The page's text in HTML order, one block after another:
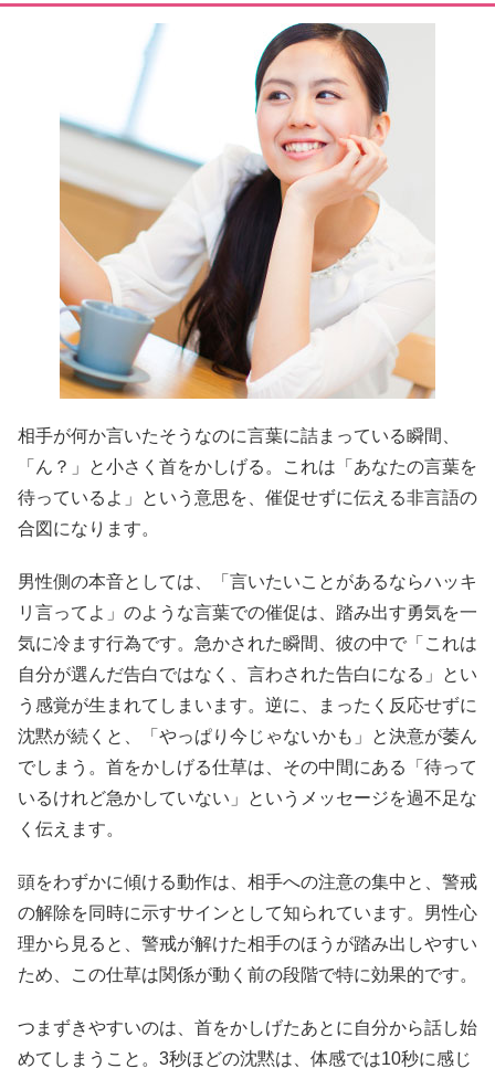
相手が何か言いたそうなのに言葉に詰まっている瞬間、
「ん？」と小さく首をかしげる。これは「あなたの言葉を
待っているよ」という意思を、催促せずに伝える非言語の
合図になります。
男性側の本音としては、「言いたいことがあるならハッキ
リ言ってよ」のような言葉での催促は、踏み出す勇気を一
気に冷ます行為です。急かされた瞬間、彼の中で「これは
自分が選んだ告白ではなく、言わされた告白になる」とい
う感覚が生まれてしまいます。逆に、まったく反応せずに
沈黙が続くと、「やっぱり今じゃないかも」と決意が萎ん
でしまう。首をかしげる仕草は、その中間にある「待って
いるけれど急かしていない」というメッセージを過不足な
く伝えます。
頭をわずかに傾ける動作は、相手への注意の集中と、警戒
の解除を同時に示すサインとして知られています。男性心
理から見ると、警戒が解けた相手のほうが踏み出しやすい
ため、この仕草は関係が動く前の段階で特に効果的です。
つまずきやすいのは、首をかしげたあとに自分から話し始
めてしまうこと。3秒ほどの沈黙は、体感では10秒に感じ